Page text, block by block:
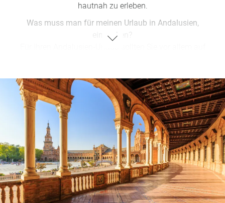
Urlaub zu etwas ganz Besonderem macht.
hautnah zu erleben.
Was muss man für meinen Urlaub in Andalusien,
einpacken?
Sonnenhut und bequeme Schuhe ein, besonders wenn Sie
die historischen Städte und Naturparks erkunden möchten.
Ein leichter Pullover für kühle Abende sowie
Badebekleidung und ein Strandtuch für entspannte Stunden
an der Costa del Sol oder Costa de la Luz dürfen natürlich
nicht fehlen. Für geplante Aktivitäten wie Wanderungen
oder Radtouren sind sportliche Schuhe und eventuell ein
Regenschutz ratsam. Denken Sie auch an einen Adapter für
spanische Steckdosen, Ihre Reisedokumente und etwas
Bargeld für spontane Entdeckungen.